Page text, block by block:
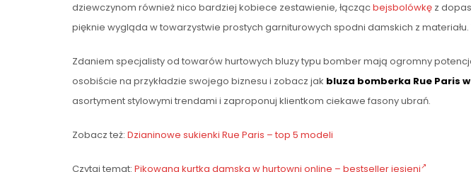
dziewczynom również nico bardziej kobiece zestawienie, łączącbejsbolówkę z
pięknie wygląda w towarzystwie prostych garniturowych spodni damskich z
Zdaniem specjalisty od towarów hurtowych bluzy typu bomber mają ogromny
osobiście na przykładzie swojego biznesu i zobacz jak bluza bomberka Rue Paris
asortyment stylowymi trendami i zaproponuj klientkom ciekawe fasony ubrań.
Zobacz też: Dzianinowe sukienki Rue Paris – top 5 modeli
Czytaj temat: Pikowana kurtka damska w hurtowni online – bestseller jesieni